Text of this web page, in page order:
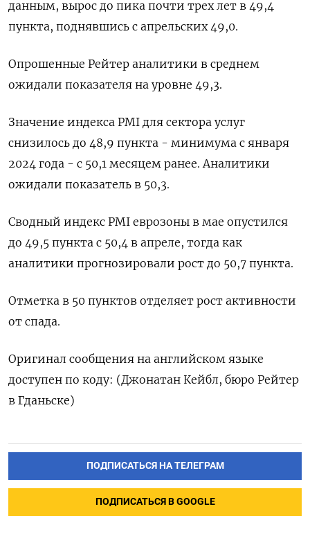
данным, вырос до пика почти трех лет в 49,4
пункта, поднявшись с апрельских 49,0.
Опрошенные Рейтер аналитики в среднем
ожидали показателя на уровне 49,3.
Значение индекса PMI для сектора услуг
снизилось до 48,9 пункта - минимума с января
2024 года - с 50,1 месяцем ранее. Аналитики
ожидали показатель в 50,3.
Сводный индекс PMI еврозоны в мае опустился
до 49,5 пункта с 50,4 в апреле, тогда как
аналитики прогнозировали рост до 50,7 пункта.
Отметка в 50 пунктов отделяет рост активности
от спада.
Оригинал сообщения на английском языке
доступен по коду: (Джонатан Кейбл, бюро Рейтер
в Гданьске)
ПОДПИСАТЬСЯ НА ТЕЛЕГРАМ
ПОДПИСАТЬСЯ В GOOGLE